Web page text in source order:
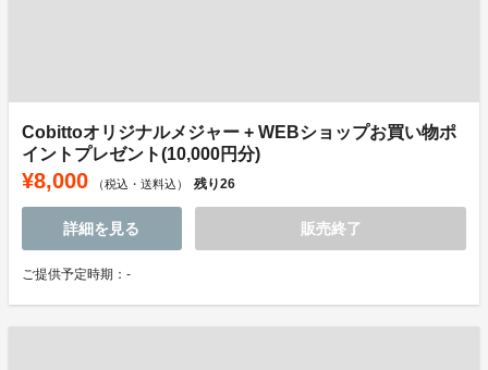
Cobittoオリジナルメジャー + WEBショップお買い物ポ
イントプレゼント(10,000円分)
¥8,000 （税込・送料込） 残り26
詳細を見る 販売終了
ご提供予定時期：-